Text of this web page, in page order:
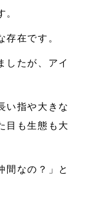
。
存在です。
したが、アイ
い指や大きな
目も生態も大
間なの？」と